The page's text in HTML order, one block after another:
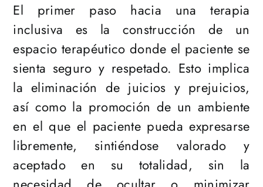
El primer paso hacia una terapia
inclusiva es la construcción de un
espacio terapéutico donde el paciente se
sienta seguro y respetado. Esto implica
la eliminación de juicios y prejuicios,
así como la promoción de un ambiente
en el que el paciente pueda expresarse
libremente, sintiéndose valorado y
aceptado en su totalidad, sin la